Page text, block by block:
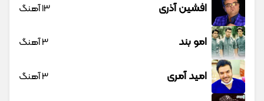
افشین آذری 13 آهنگ
امو بند 3 آهنگ
امید آمری 3 آهنگ